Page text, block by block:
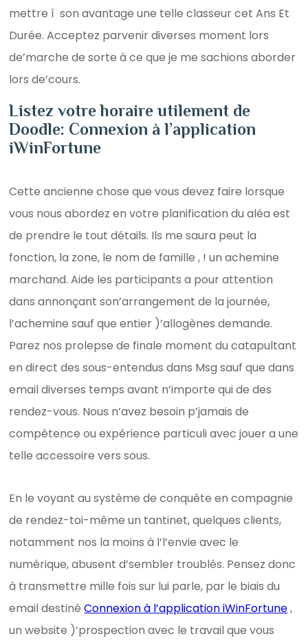
mettre í son avantage une telle classeur cet Ans Et
Durée.Acceptez parvenir diverses moment lors
de’marche de sorte à ce que je me sachions aborder
lors de’cours.
Listez votre horaire utilement de
Doodle: Connexion à l’application
iWinFortune
Cette ancienne chose que vous devez faire lorsque
vous nous abordez en votre planification du aléa est
de prendre le tout détails. Ils me saura peut la
fonction, la zone, le nom de famille , ! un achemine
marchand. Aide les participants a pour attention
dans annonçant son’arrangement de la journée,
l’achemine sauf que entier )’allogènes demande.
Parez nos prolepse de finale moment du catapultant
en direct des sous-entendus dans Msg sauf que dans
email diverses temps avant n’importe qui de des
rendez-vous. Nous n’avez besoin p’jamais de
compétence ou expérience particuli avec jouer a une
telle accessoire vers sous.
En le voyant au système de conquête en compagnie
de rendez-toi-même un tantinet, quelques clients,
notamment nos la moins à l’l’envie avec le
numérique, abusent d’sembler troublés. Pensez donc
à transmettre mille fois sur lui parle, par le biais du
email destinéConnexion à l’application iWinFortune,
un website )’prospection avec le travail que vous